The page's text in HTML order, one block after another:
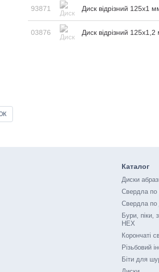
93871 Диск відрізний 125x1
03876 Диск відрізний
Каталог
Диски
Свердла по
Свердла по
Бури, піки,
HEX
Корончаті
Різьбовий
Біти для